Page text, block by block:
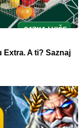
Extra. A ti? Saznaj